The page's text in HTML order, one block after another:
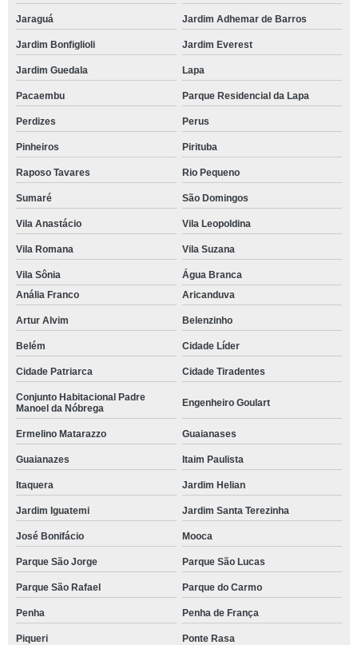
Jaraguá Jardim Adhemar de Barros
Jardim Bonfiglioli Jardim Everest
Jardim Guedala Lapa
Pacaembu Parque Residencial da Lapa
Perdizes Perus
Pinheiros Pirituba
Raposo Tavares Rio Pequeno
Sumaré São Domingos
Vila Anastácio Vila Leopoldina
Vila Romana Vila Suzana
Vila Sônia
Água Branca
Anália Franco
Aricanduva
Artur Alvim Belenzinho
Belém Cidade Líder
Cidade Patriarca Cidade Tiradentes
Conjunto Habitacional Padre
Manoel da Nóbrega
Engenheiro Goulart
Ermelino Matarazzo Guaianases
Guaianazes Itaim Paulista
Itaquera Jardim Helian
Jardim Iguatemi Jardim Santa Terezinha
José Bonifácio Mooca
Parque São Jorge Parque São Lucas
Parque São Rafael Parque do Carmo
Penha Penha de França
Piqueri Ponte Rasa